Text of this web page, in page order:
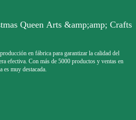
Queen Arts &amp;amp; Crafts
en fábrica para garantizar la calidad del
efectiva. Con más de 5000 productos y ventas en
es muy destacada.